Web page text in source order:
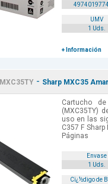
UMV
1 Uds.
+ Información
MXC35TY - Sharp MXC35
Cartucho
(MXC35TY)
uso en las
C357 F
Páginas
Envase
1 Uds.
Cï¿½digo de